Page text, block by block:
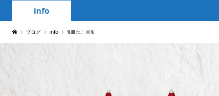
info
ブログ info 🐈‍⬛ねこ展🐈